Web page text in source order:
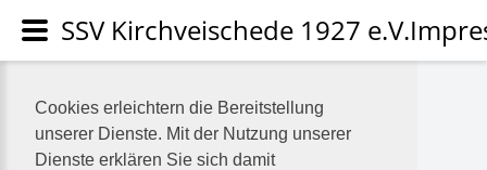
Cookies erleichtern die Bereitstellung
unserer Dienste. Mit der Nutzung unserer
Dienste erklären Sie sich damit
SSV Kirchveischede 1927